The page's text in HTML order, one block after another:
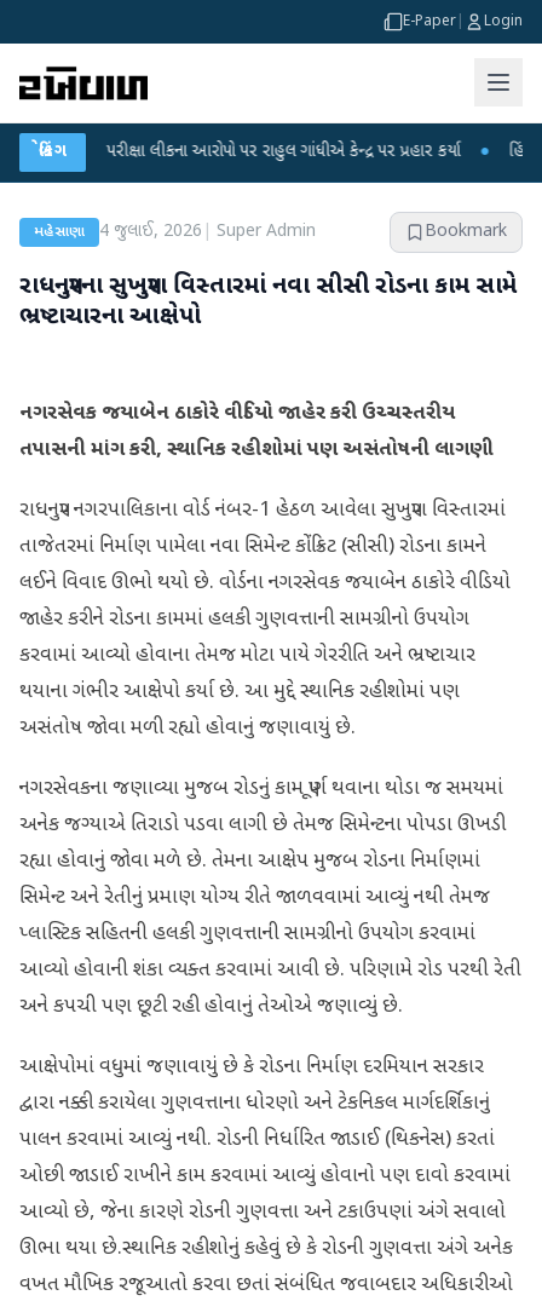
E-Paper Login
બ્રેકિંગ
પરીક્ષા લીકના આરોપો પર રાહુલ ગાંધીએ કેન્દ્ર પર પ્રહાર કર્યા ● હિંમતનગરમાં
મહેસાણા 4 જુલાઈ, 2026 Super Admin Bookmark
રાધનપુરના સુખપુરા વિસ્તારમાં નવા સીસી રોડના કામ સામે
ભ્રષ્ટાચારના આક્ષેપો
નગરસેવક જયાબેન ઠાકોરે વીડિયો જાહેર કરી ઉચ્ચસ્તરીય
તપાસની માંગ કરી, સ્થાનિક રહીશોમાં પણ અસંતોષની લાગણી
રાધનપુર નગરપાલિકાના વોર્ડ નંબર-1 હેઠળ આવેલા સુખપુરા વિસ્તારમાં
તાજેતરમાં નિર્માણ પામેલા નવા સિમેન્ટ કોંક્રિટ (સીસી) રોડના કામને
લઈને વિવાદ ઊભો થયો છે. વોર્ડના નગરસેવક જયાબેન ઠાકોરે વીડિયો
જાહેર કરીને રોડના કામમાં હલકી ગુણવત્તાની સામગ્રીનો ઉપયોગ
કરવામાં આવ્યો હોવાના તેમજ મોટા પાયે ગેરરીતિ અને ભ્રષ્ટાચાર
થયાના ગંભીર આક્ષેપો કર્યા છે. આ મુદ્દે સ્થાનિક રહીશોમાં પણ
અસંતોષ જોવા મળી રહ્યો હોવાનું જણાવાયું છે.
નગરસેવકના જણાવ્યા મુજબ રોડનું કામ પૂર્ણ થવાના થોડા જ સમયમાં
અનેક જગ્યાએ તિરાડો પડવા લાગી છે તેમજ સિમેન્ટના પોપડા ઊખડી
રહ્યા હોવાનું જોવા મળે છે. તેમના આક્ષેપ મુજબ રોડના નિર્માણમાં
સિમેન્ટ અને રેતીનું પ્રમાણ યોગ્ય રીતે જાળવવામાં આવ્યું નથી તેમજ
પ્લાસ્ટિક સહિતની હલકી ગુણવત્તાની સામગ્રીનો ઉપયોગ કરવામાં
આવ્યો હોવાની શંકા વ્યક્ત કરવામાં આવી છે. પરિણામે રોડ પરથી રેતી
અને કપચી પણ છૂટી રહી હોવાનું તેઓએ જણાવ્યું છે.
આક્ષેપોમાં વધુમાં જણાવાયું છે કે રોડના નિર્માણ દરમિયાન સરકાર
દ્વારા નક્કી કરાયેલા ગુણવત્તાના ધોરણો અને ટેકનિકલ માર્ગદર્શિકાનું
પાલન કરવામાં આવ્યું નથી. રોડની નિર્ધારિત જાડાઈ (થિકનેસ) કરતાં
ઓછી જાડાઈ રાખીને કામ કરવામાં આવ્યું હોવાનો પણ દાવો કરવામાં
આવ્યો છે, જેના કારણે રોડની ગુણવત્તા અને ટકાઉપણાં અંગે સવાલો
ઊભા થયા છે.સ્થાનિક રહીશોનું કહેવું છે કે રોડની ગુણવત્તા અંગે અનેક
વખત મૌખિક રજૂઆતો કરવા છતાં સંબંધિત જવાબદાર અધિકારીઓ